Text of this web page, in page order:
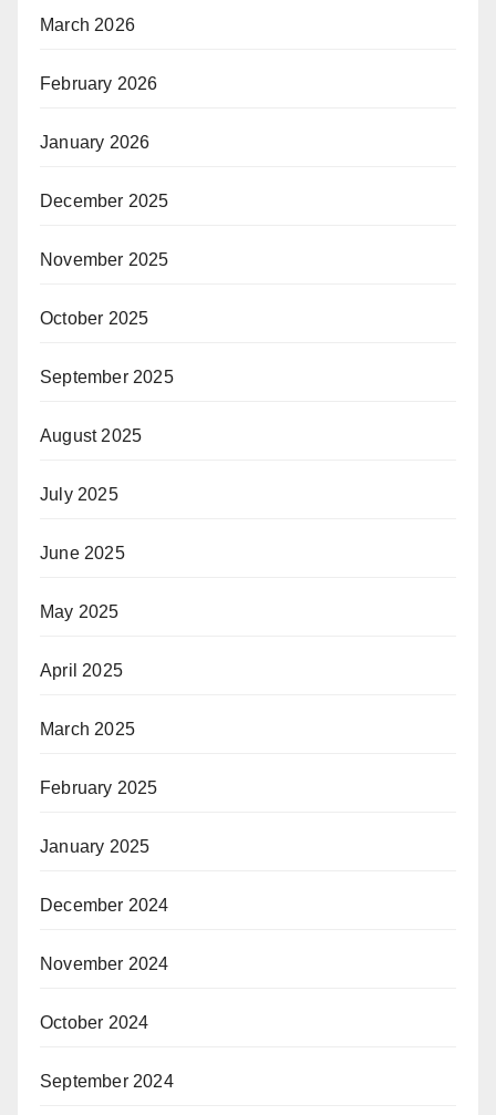
March 2026
February 2026
January 2026
December 2025
November 2025
October 2025
September 2025
August 2025
July 2025
June 2025
May 2025
April 2025
March 2025
February 2025
January 2025
December 2024
November 2024
October 2024
September 2024